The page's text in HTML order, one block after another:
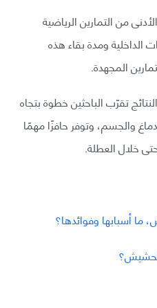
من التمارين الرياضية
الداخلية ومدة بقاء هذه
المجهدة.
تقرّب الباحثين خطوة بتجاه
والجسم، وتوفر حافزًا مهمًا
خلال العطلة.
ما أسبابها وفوائدها؟